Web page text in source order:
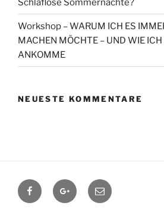
Schlaflose Sommernächte?
Workshop – WARUM ICH ES
MACHEN MÖCHTE – UND WIE
ANKOMME
NEUESTE KOMMENTARE
FacebookGoogle+Contact
me